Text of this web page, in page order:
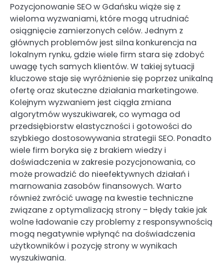
Pozycjonowanie SEO w Gdańsku wiąże się z
wieloma wyzwaniami, które mogą utrudniać
osiągnięcie zamierzonych celów. Jednym z
głównych problemów jest silna konkurencja na
lokalnym rynku, gdzie wiele firm stara się zdobyć
uwagę tych samych klientów. W takiej sytuacji
kluczowe staje się wyróżnienie się poprzez unikalną
ofertę oraz skuteczne działania marketingowe.
Kolejnym wyzwaniem jest ciągła zmiana
algorytmów wyszukiwarek, co wymaga od
przedsiębiorstw elastyczności i gotowości do
szybkiego dostosowywania strategii SEO. Ponadto
wiele firm boryka się z brakiem wiedzy i
doświadczenia w zakresie pozycjonowania, co
może prowadzić do nieefektywnych działań i
marnowania zasobów finansowych. Warto
również zwrócić uwagę na kwestie techniczne
związane z optymalizacją strony – błędy takie jak
wolne ładowanie czy problemy z responsywnością
mogą negatywnie wpłynąć na doświadczenia
użytkowników i pozycję strony w wynikach
wyszukiwania.